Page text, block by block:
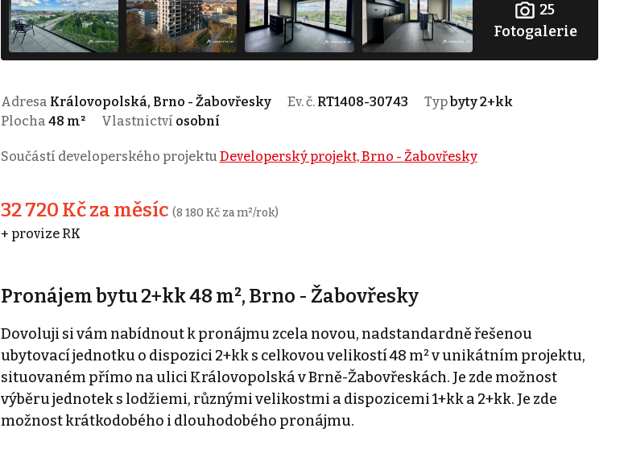
25
Fotogalerie
Adresa Královopolská, Brno - Žabovřesky Ev. č. RT1408-30743 Typbyty 2+kk
Plocha 48 m² Vlastnictví osobní
Součástí developerského projektu Developerský projekt, Brno - Žabovřesky
32 720 Kč za měsíc (8 180 Kč za m²/rok)
+ provize RK
Pronájem bytu 2+kk 48 m², Brno - Žabovřesky
Dovoluji si vám nabídnout k pronájmu zcela novou, nadstandardně řešenou
ubytovací jednotku o dispozici 2+kk s celkovou velikostí 48 m² v unikátním projektu,
situovaném přímo na ulici Královopolská v Brně-Žabovřeskách. Je zde možnost
výběru jednotek s lodžiemi, různými velikostmi a dispozicemi 1+kk a 2+kk. Je zde
možnost krátkodobého i dlouhodobého pronájmu.